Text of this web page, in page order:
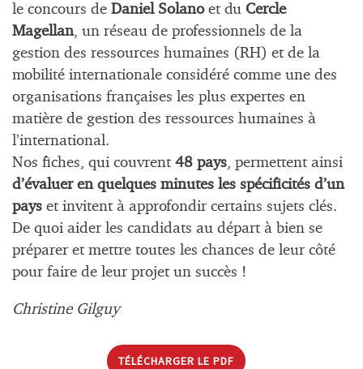
le concours de Daniel Solanoet du Cercle
Magellan, un réseau de professionnels de la
gestion des ressources humaines (RH) et de la
mobilité internationale considéré comme une des
organisations françaises les plus expertes en
matière de gestion des ressources humaines à
l’international.
Nos fiches, qui couvrent 48 pays , permettent ainsi
d’évaluer en quelques minutes les spécificités d’un
pays et invitent à approfondir certains sujets clés.
De quoi aider les candidats au départ à bien se
préparer et mettre toutes les chances de leur côté
pour faire de leur projet un succès !
Christine Gilguy
TÉLÉCHARGER LE PDF